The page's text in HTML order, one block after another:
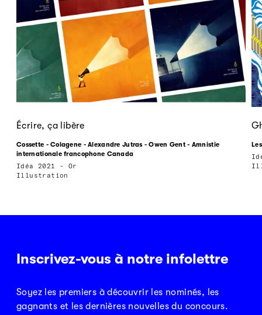
Écrire, ça libère
Cossette - Colagene - Alexandre Jutras - Owen Gent - Amnistie
internationale francophone Canada
Idéa 2021 - Or
Illustration
Inscrivez-vous à notre infolettre
Soyez les premiers à découvrir les nominés, les
gagnants et les dernières nouvelles du concours.